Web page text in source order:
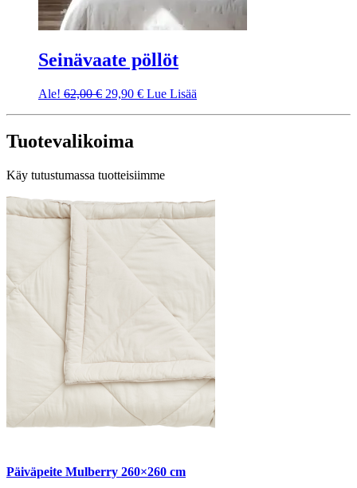
Seinävaate pöllöt
Ale! 62,00€ 29,90 € Lue Lisää
Tuotevalikoima
Käy tutustumassa tuotteisiimme
Päiväpeite Mulberry 260×260 cm